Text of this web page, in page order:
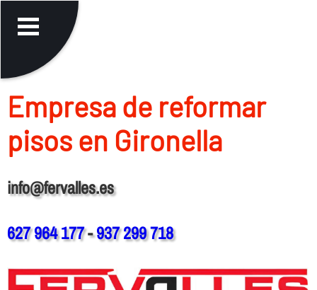
Empresa de reformar
pisos en Gironella
info@fervalles.es
627 964 177-937 299 718